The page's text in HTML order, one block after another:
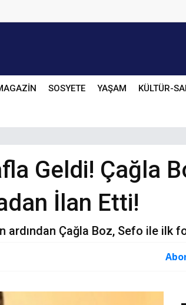
SOSYETE YAŞAM KÜLTÜR-
Geldi! Çağla
İlan Ettі!
ardından Çağla Boz, Sefo ile ilk